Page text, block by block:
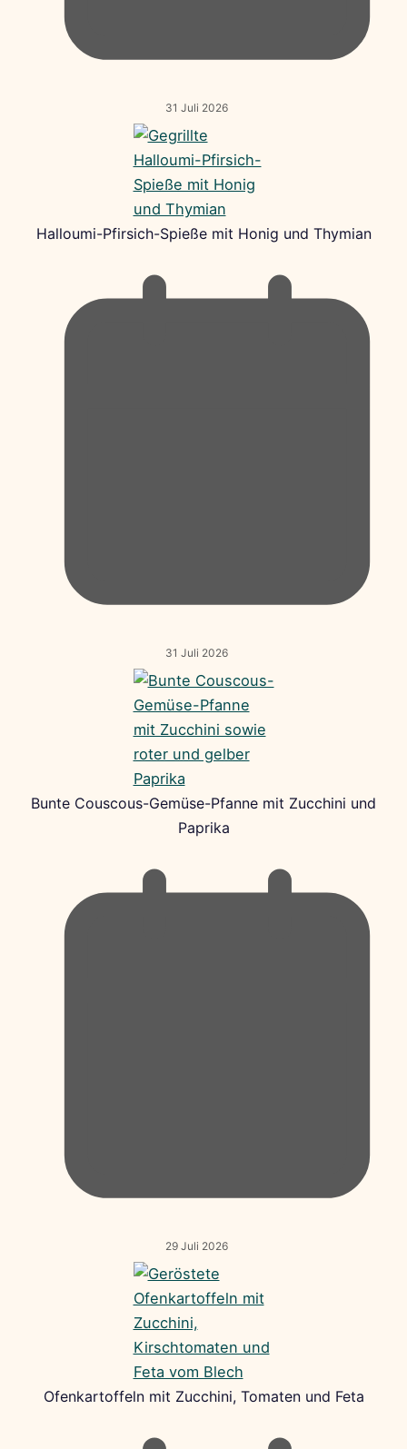
31 Juli 2026
Halloumi-Pfirsich-Spieße mit Honig und Thymian
31 Juli 2026
Bunte Couscous-Gemüse-Pfanne mit Zucchini und
Paprika
29 Juli 2026
Ofenkartoffeln mit Zucchini, Tomaten und Feta